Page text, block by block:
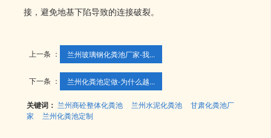
接，避免地基下陷导致的连接破裂。
上一条 ： 兰州玻璃钢化粪池厂家-我...
下一条 ： 兰州化粪池定做-为什么越...
关键词： 兰州商砼整体化粪池 兰州水泥化粪池
甘肃化粪池厂
家
兰州化粪池定制